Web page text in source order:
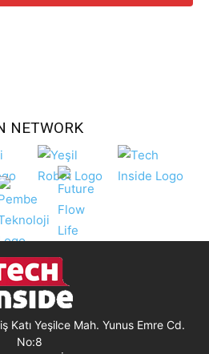
NETWORK
Katı Yeşilce Mah. Yunus Emre Cd.
No:8